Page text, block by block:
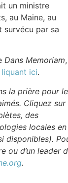
un ministre
au Maine, au
survécu par sa
Dans Memoriam,
liquant ici.
la prière pour
Cliquez sur
des
locales en
disponibles).
ou d’un leader
.